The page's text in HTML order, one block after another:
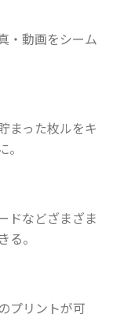
・動画をシーム
まった枚ルをキ
ドなどざまざま
。
プリントが可